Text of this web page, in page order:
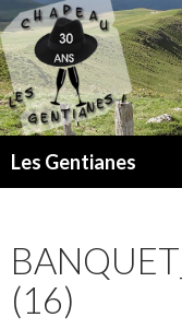
Les Gentianes
(16)